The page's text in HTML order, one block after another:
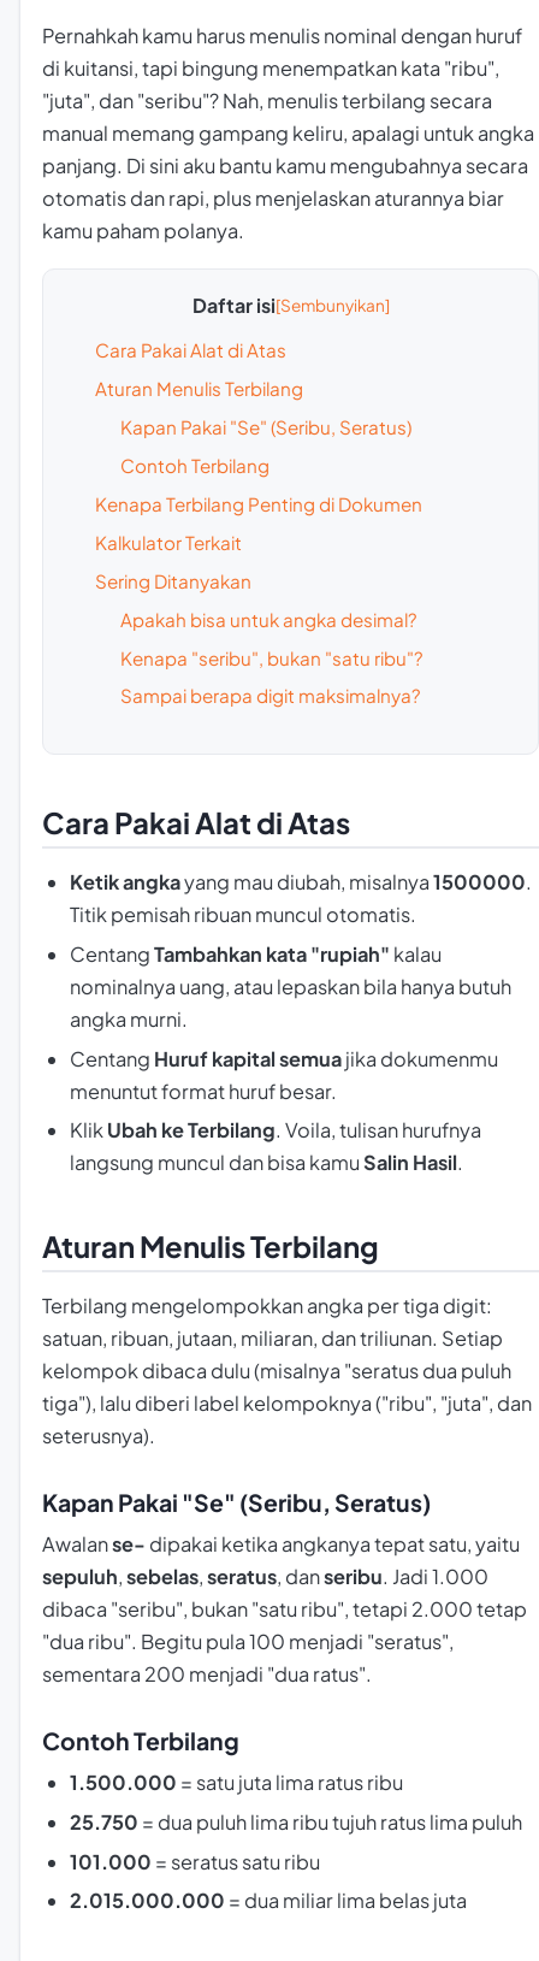
Pernahkah kamu harus menulis nominal dengan huruf
di kuitansi, tapi bingung menempatkan kata "ribu",
"juta", dan "seribu"? Nah, menulis terbilang secara
manual memang gampang keliru, apalagi untuk angka
panjang. Di sini aku bantu kamu mengubahnya secara
otomatis dan rapi, plus menjelaskan aturannya biar
kamu paham polanya.
Daftar isi
Cara Pakai Alat di Atas
Aturan Menulis Terbilang
Kapan Pakai "Se" (Seribu, Seratus)
Contoh Terbilang
Kenapa Terbilang Penting di Dokumen
Kalkulator Terkait
Sering Ditanyakan
Apakah bisa untuk angka desimal?
Kenapa "seribu", bukan "satu ribu"?
Sampai berapa digit maksimalnya?
Cara Pakai Alat di Atas
Ketik angkayang mau diubah, misalnya1500000.
Titik pemisah ribuan muncul otomatis.
CentangTambahkan kata "rupiah" kalau
nominalnya uang, atau lepaskan bila hanya butuh
angka murni.
Centang Huruf kapital semuajika dokumenmu
menuntut format huruf besar.
KlikUbah ke Terbilang. Voila, tulisan hurufnya
langsung muncul dan bisa kamu Salin Hasil.
Aturan Menulis Terbilang
Terbilang mengelompokkan angka per tiga digit:
satuan, ribuan, jutaan, miliaran, dan triliunan. Setiap
kelompok dibaca dulu (misalnya "seratus dua puluh
tiga"), lalu diberi label kelompoknya ("ribu", "juta", dan
seterusnya).
Kapan Pakai "Se" (Seribu, Seratus)
Awalanse- dipakai ketika angkanya tepat satu, yaitu
sepuluh,sebelas,seratus, danseribu. Jadi 1.000
dibaca "seribu", bukan "satu ribu", tetapi 2.000 tetap
"dua ribu". Begitu pula 100 menjadi "seratus",
sementara 200 menjadi "dua ratus".
Contoh Terbilang
1.500.000 = satu juta lima ratus ribu
25.750 = dua puluh lima ribu tujuh ratus lima puluh
101.000 = seratus satu ribu
2.015.000.000 = dua miliar lima belas juta